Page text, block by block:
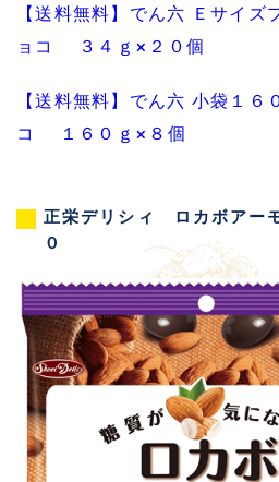
【送料無料】でん六 Ｅサイズ
ョコ ３４ｇ×２０個
【送料無料】でん六 小袋１６
コ １６０ｇ×８個
正栄デリシィ ロカボアー
０